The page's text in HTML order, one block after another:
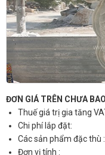
ĐƠN GIÁ TRÊN CHƯA
Thuế giá trị gia tăng
Chi phí lắp đặt:
Các sản phẩm đặc thù :
Đơn vị tính :